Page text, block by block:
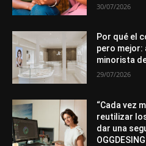
30/07/2026
Por qué el
pero mejor:
minorista
29/07/2026
“Cada vez
reutilizar
dar una
OGGDESING